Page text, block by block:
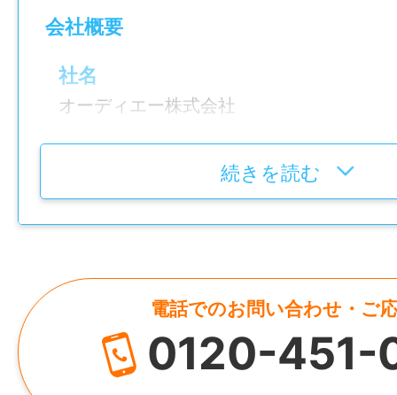
就業時間
7：30～16：30
休憩時間
60分
就業日
休日・休暇
日曜日，祝日，その他
週休二日制
会社概要
社名
オーディエー株式会社
続きを読む
電話でのお問い合わせ・ご
0120-451-